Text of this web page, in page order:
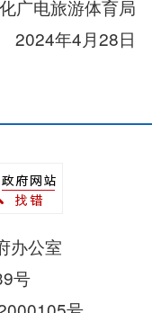
广电旅游体育局
2024年4月28日
办公室
号